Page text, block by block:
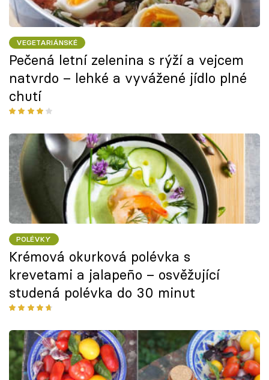
VEGETARIÁNSKÉ
Pečená letní zelenina s rýží a vejcem
natvrdo – lehké a vyvážené jídlo plné
chutí
POLÉVKY
Krémová okurková polévka s
krevetami a jalapeño – osvěžující
studená polévka do 30 minut